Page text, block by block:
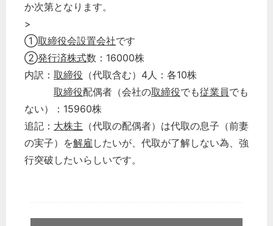
か次第となります。
>
①取締役会設置会社です
②発行済株式数：16000株
内訳： 取締役 （代取含む）4人：各10株
取締役配偶者（会社の取締役でも従業員でも
ない）：15960株
追記： 大株主 （代取の配偶者）は代取の息子（前妻
の実子）を解雇 したいが、代取が了解しない為、強
行突破したいらしいです。